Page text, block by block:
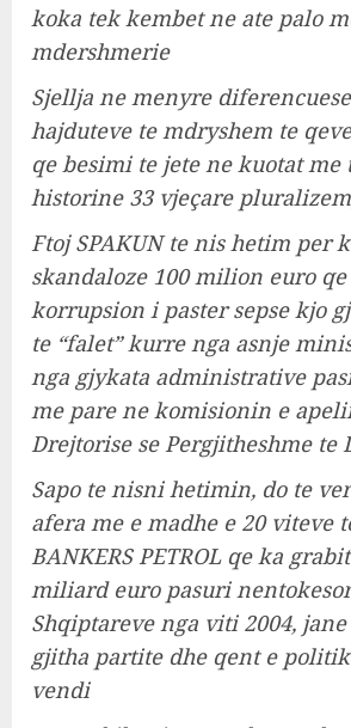
koka tek kembet ne ate palo
mdershmerie
Sjellja ne menyre
hajduteve te mdryshem te
qe besimi te jete ne kuotat me
historine 33 vjeçare
Ftoj SPAKUN te nis hetim per
skandaloze 100 milion euro qe
korrupsion i paster sepse kjo
te “falet” kurre nga asnje
nga gjykata administrative
me pare ne komisionin e
Drejtorise se Pergjitheshme te
Sapo te nisni hetimin, do te
afera me e madhe e 20 viteve
BANKERS PETROL qe ka
miliard euro pasuri
Shqiptareve nga viti 2004,
gjitha partite dhe qent e
vendi